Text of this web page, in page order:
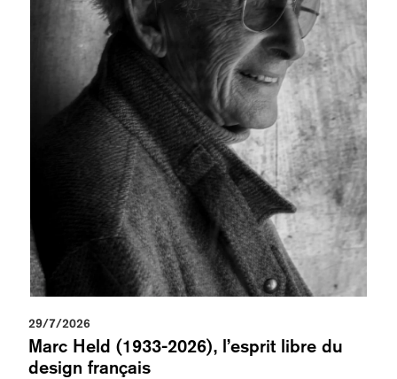
29/7/2026
Marc Held (1933-2026), l’esprit libre du
design français